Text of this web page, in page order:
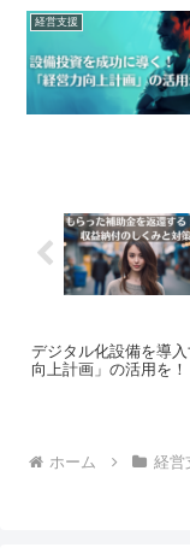
経営支援
デジタル化設備を導
向上計画」の活用を！
ホーム 経営